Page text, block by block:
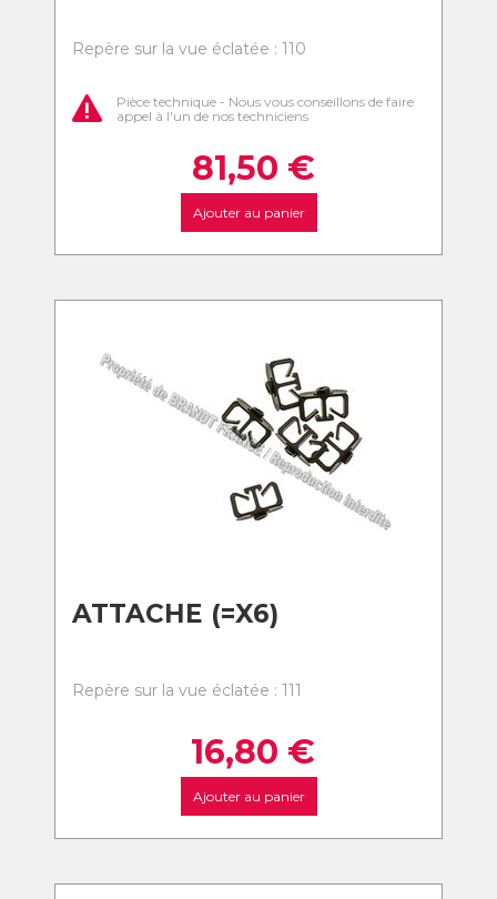
Repère sur la vue éclatée : 110
Pièce technique - Nous vous conseillons de faire
appel à l'un de nos techniciens
81,50 €
Ajouter au panier
ATTACHE (=X6)
Repère sur la vue éclatée : 111
16,80 €
Ajouter au panier